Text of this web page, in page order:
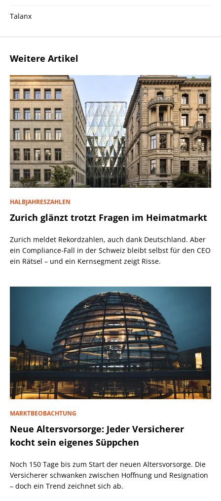
Talanx
Weitere Artikel
HALBJAHRESZAHLEN
Zurich glänzt trotzt Fragen im Heimatmarkt
Zurich meldet Rekordzahlen, auch dank Deutschland. Aber
ein Compliance-Fall in der Schweiz bleibt selbst für den CEO
ein Rätsel – und ein Kernsegment zeigt Risse.
MARKTBEOBACHTUNG
Neue Altersvorsorge: Jeder Versicherer
kocht sein eigenes Süppchen
Noch 150 Tage bis zum Start der neuen Altersvorsorge. Die
Versicherer schwanken zwischen Hoffnung und Resignation
– doch ein Trend zeichnet sich ab.